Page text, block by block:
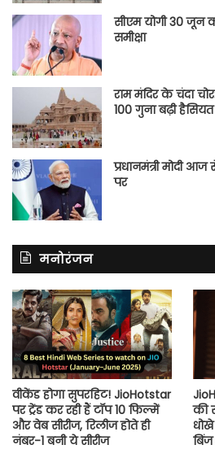
सीएम योगी 30 जून
समीक्षा
राम मंदिर के चंदा
100 गुना बढ़ी हैसियत
प्रधानमंत्री मोदी
पर
मनोरंजन
वीकेंड होगा सुपरहिट! JioHotstar
पर ट्रेंड कर रही हैं टॉप 10 फिल्में
और वेब सीरीज, रिलीज होते ही
नंबर-1 बनी ये सीरीज
की
बिंज